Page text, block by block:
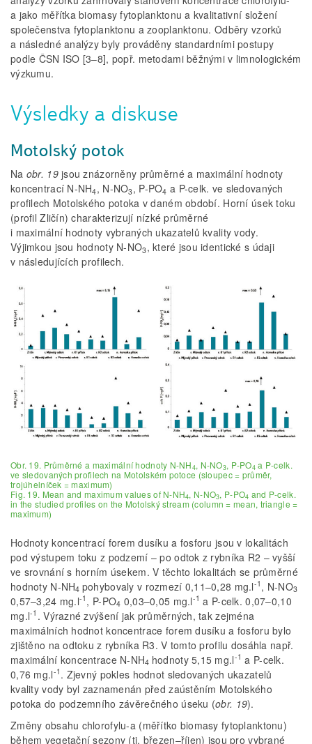
a jako měřítka biomasy fytoplanktonu a kvalitativní složení
společenstva fytoplanktonu a zooplanktonu. Odběry vzorků
a následné analýzy byly prováděny standardními postupy
podle ČSN ISO [3–8], popř. metodami běžnými v limnologickém
výzkumu.
Výsledky a diskuse
Motolský potok
Na obr. 19jsou znázorněny průměrné a maximální hodnoty
koncentrací N-NH4, N-NO3, P-PO4 a P-celk. ve sledovaných
profilech Motolského potoka v daném období. Horní úsek toku
(profil Zličín) charakterizují nízké průměrné
i maximální hodnoty vybraných ukazatelů kvality vody.
Výjimkou jsou hodnoty N-NO3, které jsou identické s údaji
v následujících profilech.
Obr. 19. Průměrné a maximální hodnoty N-NH4, N-NO3, P-PO4 a P-celk.
ve sledovaných profilech na Motolském potoce (sloupec = průměr,
trojúhelníček = maximum)
Fig. 19. Mean and maximum values of N-NH4, N-NO3, P-PO4 and P-celk.
in the studied profiles on the Motolský stream (column = mean, triangle =
maximum)
Hodnoty koncentrací forem dusíku a fosforu jsou v lokalitách
pod výstupem toku z podzemí – po odtok z rybníka R2 – vyšší
ve srovnání s horním úsekem. V těchto lokalitách se průměrné
hodnoty N-NH4 pohybovaly v rozmezí 0,11–0,28 mg.l-1 , N-NO3
0,57–3,24 mg.l-1 , P-PO4 0,03–0,05 mg.l-1 a P-celk. 0,07–0,10
mg.l-1 . Výrazné zvýšení jak průměrných, tak zejména
maximálních hodnot koncentrace forem dusíku a fosforu bylo
zjištěno na odtoku z rybníka R3. V tomto profilu dosáhla např.
maximální koncentrace N-NH4 hodnoty 5,15 mg.l-1 a P-celk.
0,76 mg.l-1 . Zjevný pokles hodnot sledovaných ukazatelů
kvality vody byl zaznamenán před zaústěním Motolského
potoka do podzemního závěrečného úseku (obr. 19).
Změny obsahu chlorofylu-a (měřítko biomasy fytoplanktonu)
během vegetační sezony (tj. březen–říjen) jsou pro vybrané